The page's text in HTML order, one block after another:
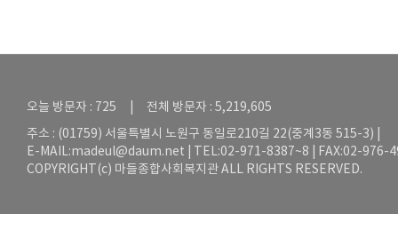
오늘 방문자 : 725 | 전체 방문자 : 5,219,605
주소 : (01759) 서울특별시 노원구 동일로210길 22(중계3동 515-3) |
E-MAIL:madeul@daum.net | TEL:02-971-8387~8 | FAX:02-976-
COPYRIGHT(c) 마들종합사회복지관 ALL RIGHTS RESERVED.